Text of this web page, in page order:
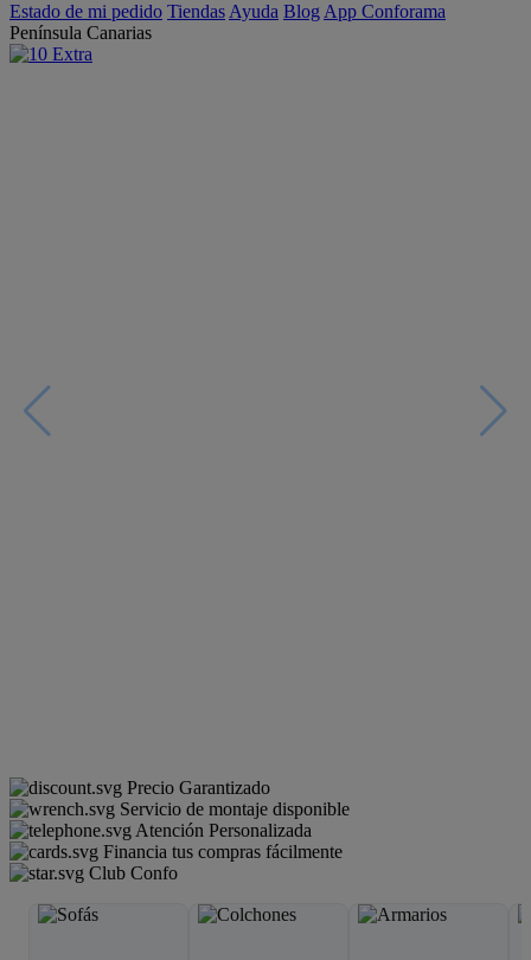
Estado de mi pedido Tiendas Ayuda Blog App Conforama
Península Canarias
Precio Garantizado
Servicio de montaje disponible
Atención Personalizada
Financia tus compras fácilmente
Club Confo